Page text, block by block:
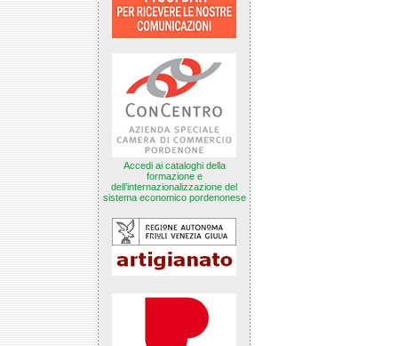
Accedi ai cataloghi della
formazione e
dell’internazionalizzazione del
sistema economico pordenonese